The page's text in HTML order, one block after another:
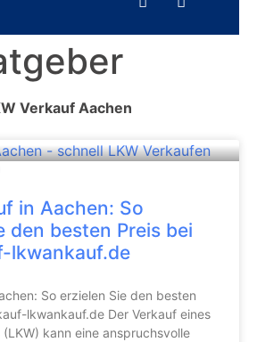
Verkauf Aachen
in Aachen: So
den besten Preis bei
lkwankauf.de
So erzielen Sie den besten
lkwankauf.de Der Verkauf eines
kann eine anspruchsvolle